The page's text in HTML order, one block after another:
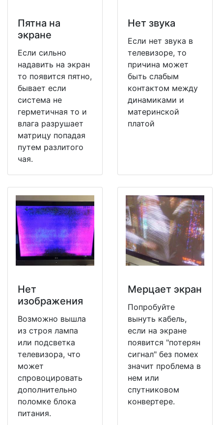
Пятна на
экране
Если сильно
надавить на экран
то появится пятно,
бывает если
система не
герметичная то и
влага разрушает
матрицу попадая
путем разлитого
чая.
Нет звука
Если нет звука в
телевизоре, то
причина может
быть слабым
контактом между
динамиками и
материнской
платой
Нет
изображения
Возможно вышла
из строя лампа
или подсветка
телевизора, что
может
спровоцировать
дополнительно
поломке блока
питания.
Мерцает экран
Попробуйте
вынуть кабель,
если на экране
появится "потерян
сигнал" без помех
значит проблема в
нем или
спутниковом
конвертере.